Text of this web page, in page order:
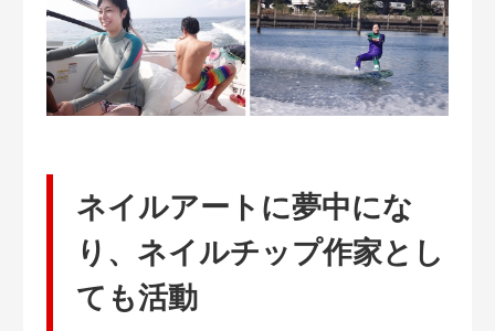
ネイルアートに夢中にな
り、ネイルチップ作家とし
ても活動